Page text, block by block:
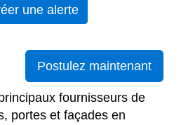
une alerte
Postulez maintenant
fournisseurs de
portes et façades en